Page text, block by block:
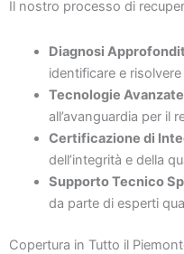
Il nostro processo di
Diagnosi
identificare e
Tecnologie
all’avanguardia per il
Certificazione di
dell’integrità e della
Supporto Tecnico
da parte di esperti
Copertura in Tutto il